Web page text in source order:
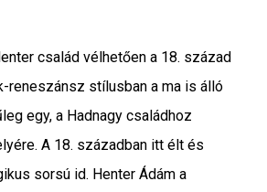
család vélhetően a 18. század
reneszánsz stílusban a ma is álló
egy, a Hadnagy családhoz
A 18. században itt élt és
sorsú id. Henter Ádám a